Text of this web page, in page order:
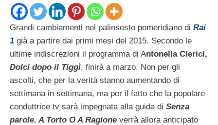
Grandi cambiamenti nel palinsesto pomeridiano di Rai
1 già a partire dai primi mesi del 2015. Secondo le
ultime indiscrezioni il programma di Antonella Clerici,
Dolci dopo il Tiggì, finirà a marzo. Non per gli
ascolti, che per la verità stanno aumentando di
settimana in settimana, ma per il fatto che la popolare
conduttrice tv sarà impegnata alla guida di Senza
parole. A Torto O A Ragione verrà allora anticipato